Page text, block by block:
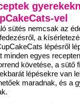
vel
sütés nemcsak az
a
lépésről
minden egyes
követése, a sütő
lépésekre van
maradnak, és a